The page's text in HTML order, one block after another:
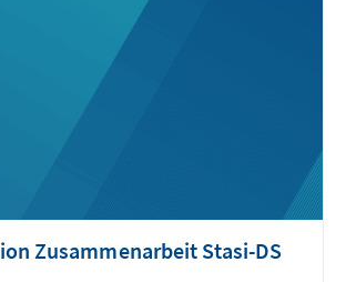
Zusammenarbeit Stasi-DS